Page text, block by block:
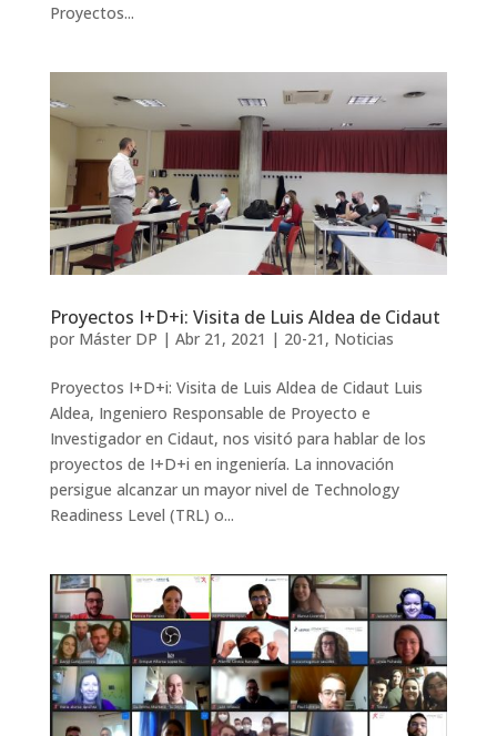
Proyectos...
Proyectos I+D+i: Visita de Luis Aldea de Cidaut
por Máster DP | Abr 21, 2021 | 20-21 , Noticias
Proyectos I+D+i: Visita de Luis Aldea de Cidaut Luis
Aldea, Ingeniero Responsable de Proyecto e
Investigador en Cidaut, nos visitó para hablar de los
proyectos de I+D+i en ingeniería. La innovación
persigue alcanzar un mayor nivel de Technology
Readiness Level (TRL) o...